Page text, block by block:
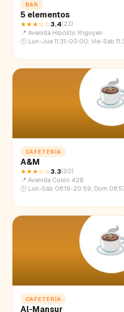
BAR
5 elementos
★★★☆☆3.4(23)
📍 Avenida Hipólito Yrigoyen
🕒 Lun-Jue 11:31-00:00; Vie-Sáb
CAFETERÍA
A&M
★★★☆☆3.3(20)
📍 Avenida Colón 428
🕒 Lun-Sáb 08:19-20:59; Dom
CAFETERÍA
Al-Mansur